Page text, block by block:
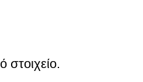
στοιχείο.